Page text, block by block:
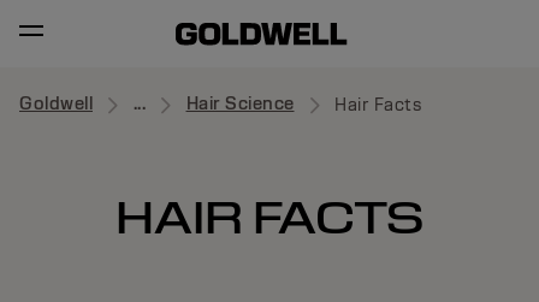
Goldwell ... Hair Science Hair Facts
HAIR FACTS